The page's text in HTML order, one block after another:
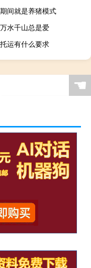
间就是养猪模式
水千山总是爱
运有什么要求
☚